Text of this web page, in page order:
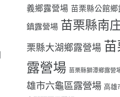
義鄉露營場 苗栗縣公館鄉
鎮露營場 苗栗縣南
栗縣大湖鄉露營場
露營場 苗栗縣獅潭鄉露營
雄市六龜區露營場 高雄